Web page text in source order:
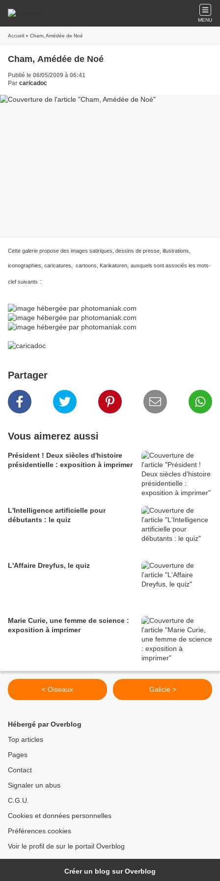
MENU
Accueil » Cham, Amédée de Noé
Cham, Amédée de Noé
Publié le 06/05/2009 à 06:41
Par caricadoc
Cette galerie propose des images satiriques, dessins de presse, illustrations,
iconographies, caricatures, cartoons, Karikaturen, auxquels sont associés les mots-
clef suivants :
Partager
Vous aimerez aussi
Président ! Deux siècles d'histoire
présidentielle : exposition à imprimer
L'Intelligence artificielle pour
débutants : le quiz
L'Affaire Dreyfus, le quiz
Marie Curie, une femme de science :
exposition à imprimer
< Oiseaux Galicie >
Hébergé par Overblog
Top articles
Pages
Contact
Signaler un abus
C.G.U.
Cookies et données personnelles
Préférences cookies
Voir le profil de sur le portail Overblog
Créer un blog sur Overblog